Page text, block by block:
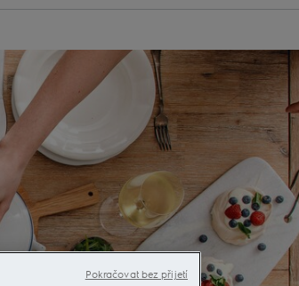
Pokračovat bez přijetí